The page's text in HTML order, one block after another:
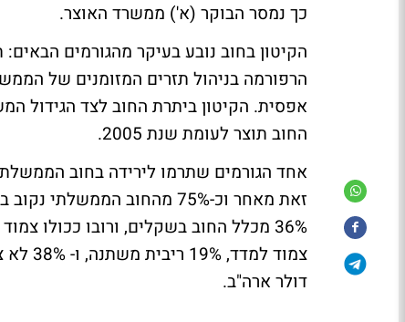
כך נמסר הבוקר (א') ממשרד האוצר.
הקיטון בחוב נובע בעיקר מהגורמים
הרפורמה בניהול תזרים המזומנים של
החוב תוצר לעומת שנת 2005.
אחד הגורמים שתרמו לירידה בחוב
זאת מאחר וכ-75% מהחוב
דולר ארה"ב.